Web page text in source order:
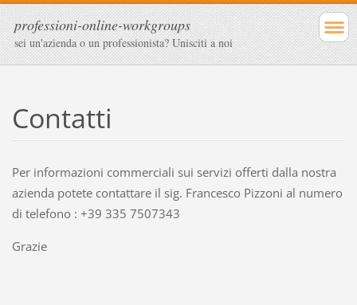
professioni-online-workgroups
sei un'azienda o un professionista? Unisciti a noi
Contatti
Per informazioni commerciali sui servizi offerti dalla nostra
azienda potete contattare il sig. Francesco Pizzoni al numero
di telefono : +39 335 7507343
Grazie